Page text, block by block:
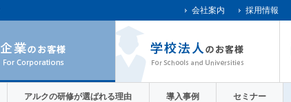
採用情報
会社案内
アルクの研修が選ばれる理由 導入事例 セミナー